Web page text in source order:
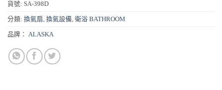
貨號: SA-398D
分類: 換氣扇, 換氣設備, 衛浴 BATHROOM
品牌： ALASKA